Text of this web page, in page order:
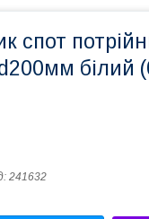
спот
білий
241632